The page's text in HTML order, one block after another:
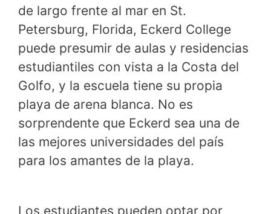
de largo frente al mar en St.
Petersburg, Florida, Eckerd College
puede presumir de aulas y residencias
estudiantiles con vista a la Costa del
Golfo, y la escuela tiene su propia
playa de arena blanca. No es
sorprendente que Eckerd sea una de
las mejores universidades del país
para los amantes de la playa.
Los estudiantes pueden optar por